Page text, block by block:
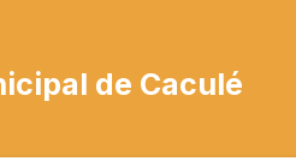
de Caculé